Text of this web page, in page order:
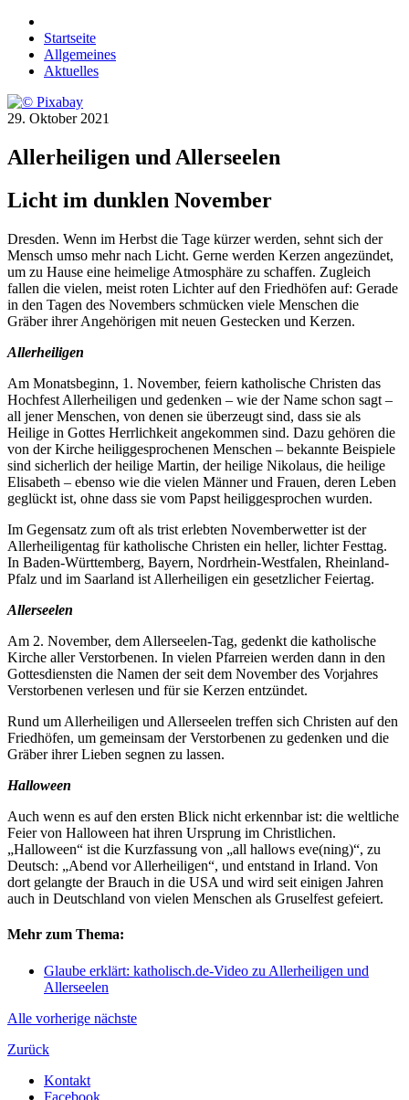
Startseite
Allgemeines
Aktuelles
29. Oktober 2021
Allerheiligen und Allerseelen
Licht im dunklen November
Dresden. Wenn im Herbst die Tage kürzer werden, sehnt sich der
Mensch umso mehr nach Licht. Gerne werden Kerzen angezündet,
um zu Hause eine heimelige Atmosphäre zu schaffen. Zugleich
fallen die vielen, meist roten Lichter auf den Friedhöfen auf: Gerade
in den Tagen des Novembers schmücken viele Menschen die
Gräber ihrer Angehörigen mit neuen Gestecken und Kerzen.
Allerheiligen
Am Monatsbeginn, 1. November, feiern katholische Christen das
Hochfest Allerheiligen und gedenken – wie der Name schon sagt –
all jener Menschen, von denen sie überzeugt sind, dass sie als
Heilige in Gottes Herrlichkeit angekommen sind. Dazu gehören die
von der Kirche heiliggesprochenen Menschen – bekannte Beispiele
sind sicherlich der heilige Martin, der heilige Nikolaus, die heilige
Elisabeth – ebenso wie die vielen Männer und Frauen, deren Leben
geglückt ist, ohne dass sie vom Papst heiliggesprochen wurden.
Im Gegensatz zum oft als trist erlebten Novemberwetter ist der
Allerheiligentag für katholische Christen ein heller, lichter Festtag.
In Baden-Württemberg, Bayern, Nordrhein-Westfalen, Rheinland-
Pfalz und im Saarland ist Allerheiligen ein gesetzlicher Feiertag.
Allerseelen
Am 2. November, dem Allerseelen-Tag, gedenkt die katholische
Kirche aller Verstorbenen. In vielen Pfarreien werden dann in den
Gottesdiensten die Namen der seit dem November des Vorjahres
Verstorbenen verlesen und für sie Kerzen entzündet.
Rund um Allerheiligen und Allerseelen treffen sich Christen auf den
Friedhöfen, um gemeinsam der Verstorbenen zu gedenken und die
Gräber ihrer Lieben segnen zu lassen.
Halloween
Auch wenn es auf den ersten Blick nicht erkennbar ist: die weltliche
Feier von Halloween hat ihren Ursprung im Christlichen.
„Halloween“ ist die Kurzfassung von „all hallows eve(ning)“, zu
Deutsch: „Abend vor Allerheiligen“, und entstand in Irland. Von
dort gelangte der Brauch in die USA und wird seit einigen Jahren
auch in Deutschland von vielen Menschen als Gruselfest gefeiert.
Mehr zum Thema:
Glaube erklärt: katholisch.de-Video zu Allerheiligen und
Allerseelen
Alle vorherige nächste
Zurück
Kontakt
Facebook